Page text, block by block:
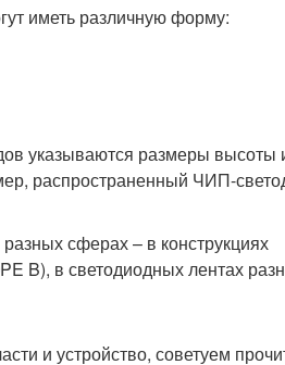
иметь различную форму:
указываются размеры высоты
распространенный ЧИП-
сферах – в конструкциях
B), в светодиодных лентах
и устройство, советуем